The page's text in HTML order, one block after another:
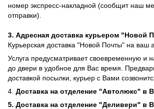
номер экспресс-накладной (сообщит наш
отправки).
3. Адресная доставка курьером "Новой
Курьерская доставка "Новой Почты" на ваш
Услуга предусматривает своевременную и
до двери в удобное для Вас время.
доставкой посылки, курьер с Вами
4. Доставка на отделение "Автолюкс" в
5. Доставка на отделение "Деливери" в